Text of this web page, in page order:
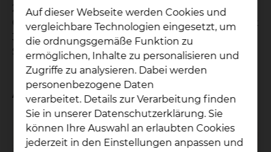
2019 um 12:51 Uhr in der Frauenklinik am Standort
Celler Straße geboren. Sie ist 51 cm groß und wiegt
3280 Gramm. Ihre Eltern sind Natalja Kopycko und
Stefan Neudecker.
Arthur Wotan Schicht
Auf dieser Webseite werden Cookies und
vergleichbare Technologien eingesetzt, um
die ordnungsgemäße Funktion zu
ermöglichen, Inhalte zu personalisieren und
Zugriffe zu analysieren. Dabei werden
personenbezogene Daten
verarbeitet. Details zur Verarbeitung finden
Sie in unserer Datenschutzerklärung. Sie
können Ihre Auswahl an erlaubten Cookies
jederzeit in den Einstellungen anpassen und